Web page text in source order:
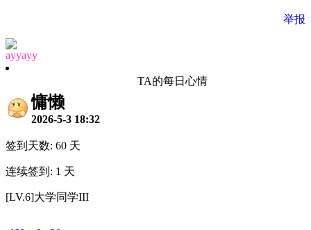
举报
ayyayy
TA的每日心情
慵懒
2026-5-3 18:32
签到天数: 60 天
连续签到: 1 天
[LV.6]大学同学III